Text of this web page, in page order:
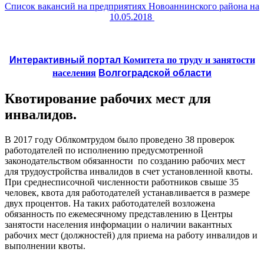
Список вакансий на предприятиях Новоаннинского района на
10.05.2018
Интерактивный портал Комитета по труду и занятости
населения Волгоградской области
Квотирование рабочих мест для
инвалидов.
В 2017 году Облкомтрудом было проведено 38 проверок
работодателей по исполнению предусмотренной
законодательством обязанности по созданию рабочих мест
для трудоустройства инвалидов в счет установленной квоты.
При среднесписочной численности работников свыше 35
человек, квота для работодателей устанавливается в размере
двух процентов. На таких работодателей возложена
обязанность по ежемесячному представлению в Центры
занятости населения информации о наличии вакантных
рабочих мест (должностей) для приема на работу инвалидов и
выполнении квоты.